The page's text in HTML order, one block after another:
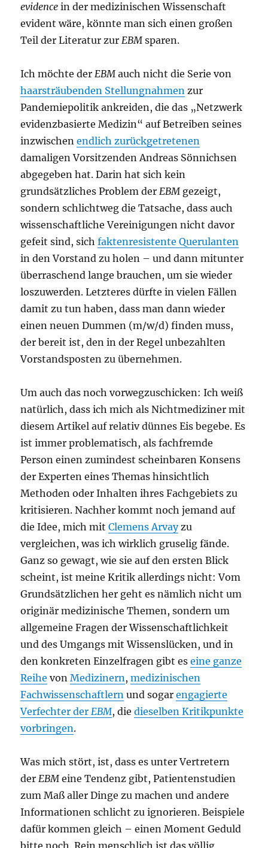
evidence in der medizinischen Wissenschaft
evident wäre, könnte man sich einen großen
Teil der Literatur zurEBM sparen.
Ich möchte derEBM auch nicht die Serie von
haarsträubenden Stellungnahmen zur
Pandemiepolitik ankreiden, die das „Netzwerk
evidenzbasierte Medizin“ auf Betreiben seines
inzwischenendlich zurückgetretenen
damaligen Vorsitzenden Andreas Sönnichsen
abgegeben hat. Darin hat sich kein
grundsätzliches Problem derEBM gezeigt,
sondern schlichtweg die Tatsache, dass auch
wissenschaftliche Vereinigungen nicht davor
gefeit sind, sichfaktenresistente Querulanten
in den Vorstand zu holen – und dann mitunter
überraschend lange brauchen, um sie wieder
loszuwerden. Letzteres dürfte in vielen Fällen
damit zu tun haben, dass man dann wieder
einen neuen Dummen (m/w/d) finden muss,
der bereit ist, den in der Regel unbezahlten
Vorstandsposten zu übernehmen.
Um auch das noch vorwegzuschicken: Ich weiß
natürlich, dass ich mich als Nichtmediziner mit
diesem Artikel auf relativ dünnes Eis begebe. Es
ist immer problematisch, als fachfremde
Person einen zumindest scheinbaren Konsens
der Experten eines Themas hinsichtlich
Methoden oder Inhalten ihres Fachgebiets zu
kritisieren. Nachher kommt noch jemand auf
die Idee, mich mitClemens Arvayzu
vergleichen, was ich wirklich gruselig fände.
Ganz so gewagt, wie sie auf den ersten Blick
scheint, ist meine Kritik allerdings nicht: Vom
Grundsätzlichen her geht es nämlich nicht um
originär medizinische Themen, sondern um
allgemeine Fragen der Wissenschaftlichkeit
und des Umgangs mit Wissenslücken, und in
den konkreten Einzelfragen gibt eseine ganze
Reihe vonMedizinern,medizinischen
Fachwissenschaftlern und sogarengagierte
Verfechter derEBM, diedieselben Kritikpunkte
vorbringen.
Was mich stört, ist, dass es unter Vertretern
derEBM eine Tendenz gibt, Patientenstudien
zum Maß aller Dinge zu machen und andere
Informationen schlicht zu ignorieren. Beispiele
dafür kommen gleich – einen Moment Geduld